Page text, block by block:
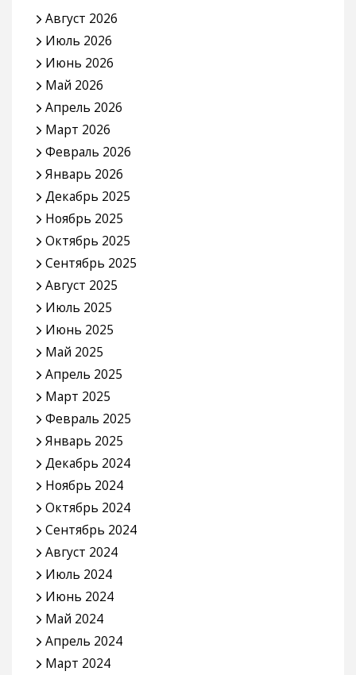
получать уведомления о новых записях в этом блоге.
Email
адрес
ПОДПИСАТЬСЯ
Присоединиться к еще 4 подписчикам
АРХИВЫ
Август 2026
Июль 2026
Июнь 2026
Май 2026
Апрель 2026
Март 2026
Февраль 2026
Январь 2026
Декабрь 2025
Ноябрь 2025
Октябрь 2025
Сентябрь 2025
Август 2025
Июль 2025
Июнь 2025
Май 2025
Апрель 2025
Март 2025
Февраль 2025